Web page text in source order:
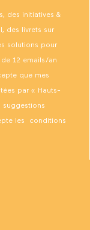
des initiatives &
des livrets sur
solutions pour
12 emails/an
que mes
par « Hauts-
suggestions
les conditions